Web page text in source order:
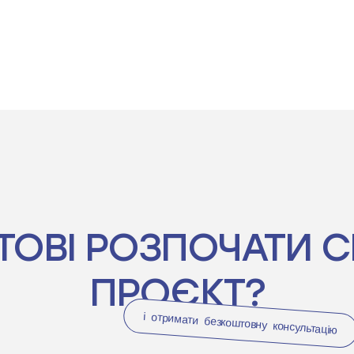
РОЗПОЧАТИ
ПРОЄКТ?
і отримати безкоштовну консультацію